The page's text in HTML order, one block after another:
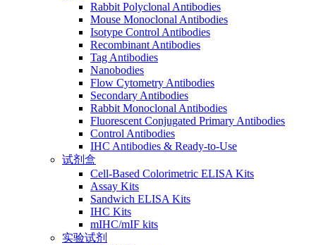
Rabbit Polyclonal Antibodies
Mouse Monoclonal Antibodies
Isotype Control Antibodies
Recombinant Antibodies
Tag Antibodies
Nanobodies
Flow Cytometry Antibodies
Secondary Antibodies
Rabbit Monoclonal Antibodies
Fluorescent Conjugated Primary Antibodies
Control Antibodies
IHC Antibodies & Ready-to-Use
试剂盒
Cell-Based Colorimetric ELISA Kits
Assay Kits
Sandwich ELISA Kits
IHC Kits
mIHC/mIF kits
实验试剂